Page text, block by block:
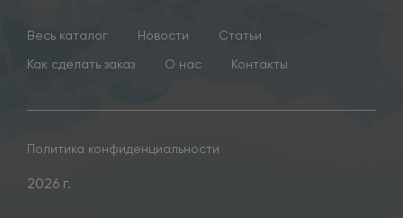
Весь каталог Новости
Статьи
Как сделать заказ
О нас Контакты
Политика конфиденциальности
2026 г.